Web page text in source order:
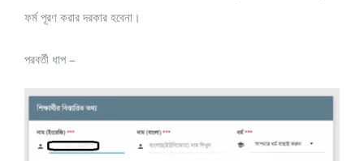
ফর্ম পূরণ করার দরকার হবেনা।
পরবর্তী ধাপ –